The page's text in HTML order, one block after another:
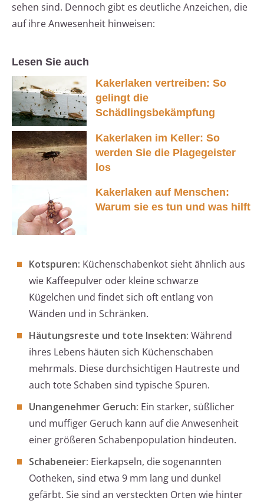
sehen sind. Dennoch gibt es deutliche Anzeichen, die
auf ihre Anwesenheit hinweisen:
Lesen Sie auch
Kakerlaken vertreiben: So
gelingt die
Schädlingsbekämpfung
Kakerlaken im Keller: So
werden Sie die Plagegeister
los
Kakerlaken auf Menschen:
Warum sie es tun und was hilft
Kotspuren: Küchenschabenkot sieht ähnlich aus
wie Kaffeepulver oder kleine schwarze
Kügelchen und findet sich oft entlang von
Wänden und in Schränken.
Häutungsreste und tote Insekten: Während
ihres Lebens häuten sich Küchenschaben
mehrmals. Diese durchsichtigen Hautreste und
auch tote Schaben sind typische Spuren.
Unangenehmer Geruch: Ein starker, süßlicher
und muffiger Geruch kann auf die Anwesenheit
einer größeren Schabenpopulation hindeuten.
Schabeneier: Eierkapseln, die sogenannten
Ootheken, sind etwa 9 mm lang und dunkel
gefärbt. Sie sind an versteckten Orten wie hinter